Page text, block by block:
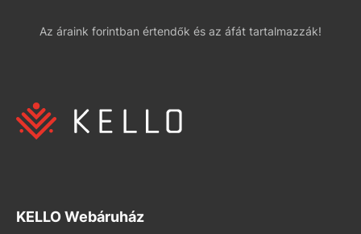
Az áraink forintban értendők és az áfát tartalmazzák!
KELLO Webáruház